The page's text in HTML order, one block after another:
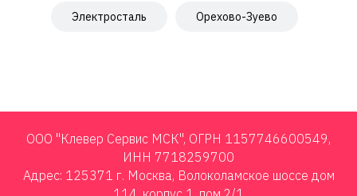
Электросталь Орехово-Зуево
ООО "Клевер Сервис МСК", ОГРН 1157746600549,
ИНН 7718259700
Адрес: 125371 г. Москва, Волоколамское шоссе дом